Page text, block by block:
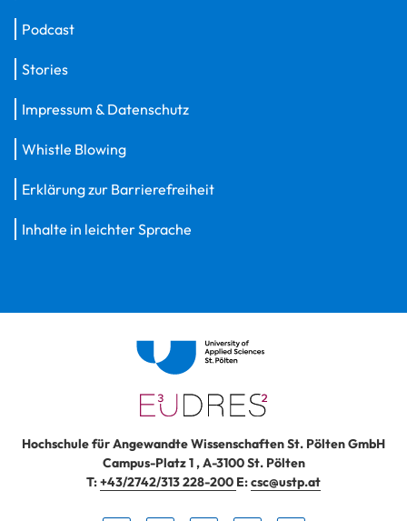
Podcast
Stories
Impressum & Datenschutz
Whistle Blowing
Erklärung zur Barrierefreiheit
Inhalte in leichter Sprache
Hochschule für Angewandte Wissenschaften St. Pölten GmbH
Campus-Platz 1,A-3100St. Pölten
T:+43/2742/313 228-200 E:csc@ustp.at